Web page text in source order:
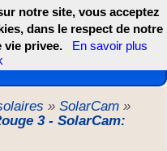
DOM TOM et COM
» SolarCam »
3 - SolarCam:
notre site, vous acceptez
dans le respect de notre
vie privee.
En savoir plus